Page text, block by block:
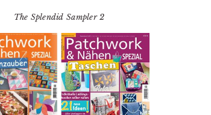
The Splendid Sampler 2